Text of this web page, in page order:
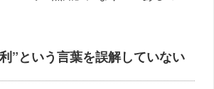
”という言葉を誤解していない